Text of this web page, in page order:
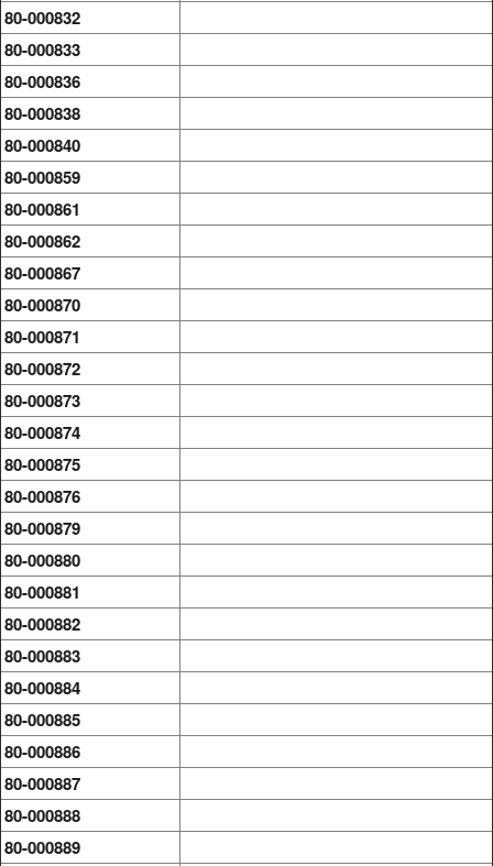
80-000832
80-000833
80-000836
80-000838
80-000840
80-000859
80-000861
80-000862
80-000867
80-000870
80-000871
80-000872
80-000873
80-000874
80-000875
80-000876
80-000879
80-000880
80-000881
80-000882
80-000883
80-000884
80-000885
80-000886
80-000887
80-000888
80-000889